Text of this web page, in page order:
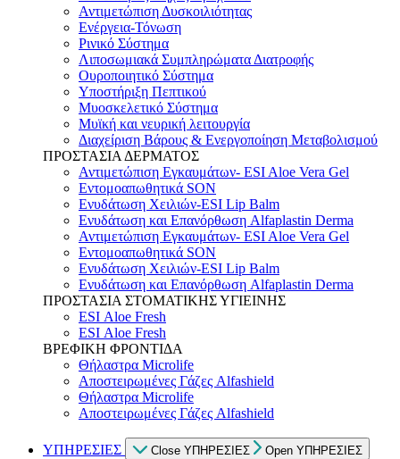
Αντιμετώπιση Δυσκοιλιότητας
Eνέργεια-Τόνωση
Ρινικό Σύστημα
Λιποσωμιακά Συμπληρώματα Διατροφής
Ουροποιητικό Σύστημα
Υποστήριξη Πεπτικού
Μυοσκελετικό Σύστημα
Μυϊκή και νευρική λειτουργία
Διαχείριση Βάρους & Ενεργοποίηση Μεταβολισμού
ΠΡΟΣΤΑΣΙΑ ΔΕΡΜΑΤΟΣ
Αντιμετώπιση Εγκαυμάτων- ESI Aloe Vera Gel
Εντομοαπωθητικά SON
Ενυδάτωση Χειλιών-ESI Lip Balm
Ενυδάτωση και Επανόρθωση Alfaplastin Derma
Αντιμετώπιση Εγκαυμάτων- ESI Aloe Vera Gel
Εντομοαπωθητικά SON
Ενυδάτωση Χειλιών-ESI Lip Balm
Ενυδάτωση και Επανόρθωση Alfaplastin Derma
ΠΡΟΣΤΑΣΙΑ ΣΤΟΜΑΤΙΚΗΣ ΥΓΙΕΙΝΗΣ
ESI Αloe Fresh
ESI Αloe Fresh
ΒΡΕΦΙΚΗ ΦΡΟΝΤΙΔΑ
Θήλαστρα Microlife
Αποστειρωμένες Γάζες Alfashield
Θήλαστρα Microlife
Αποστειρωμένες Γάζες Alfashield
ΥΠΗΡΕΣΙΕΣ Close ΥΠΗΡΕΣΙΕΣ Open ΥΠΗΡΕΣΙΕΣ